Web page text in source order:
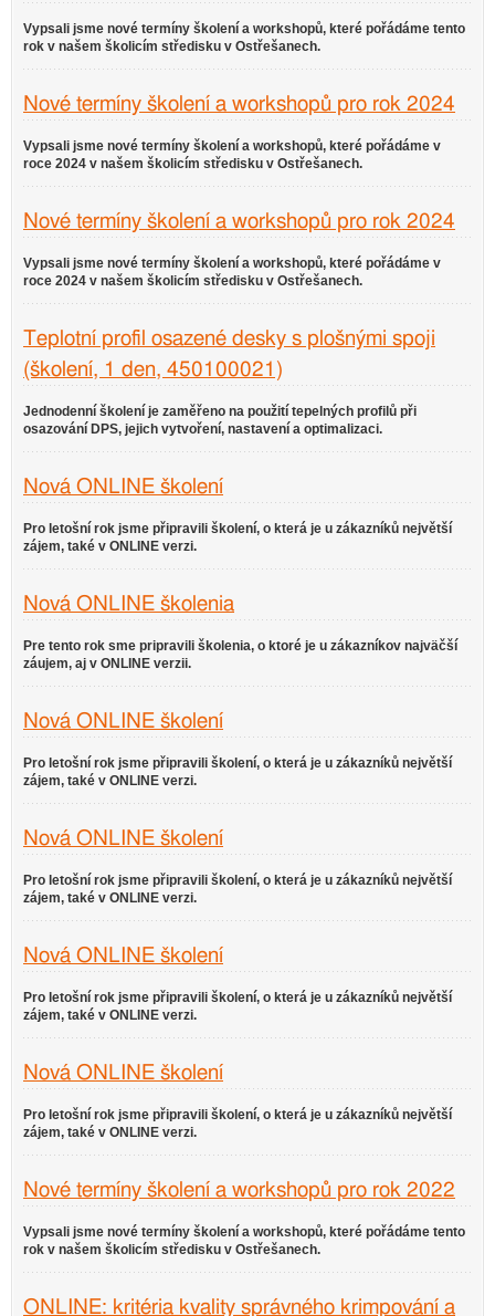
Vypsali jsme nové termíny školení a workshopů, které pořádáme tento
rok v našem školicím středisku v Ostřešanech.
Nové termíny školení a workshopů pro rok 2024
Vypsali jsme nové termíny školení a workshopů, které pořádáme v
roce 2024 v našem školicím středisku v Ostřešanech.
Nové termíny školení a workshopů pro rok 2024
Vypsali jsme nové termíny školení a workshopů, které pořádáme v
roce 2024 v našem školicím středisku v Ostřešanech.
Teplotní profil osazené desky s plošnými spoji
(školení, 1 den, 450100021)
Jednodenní školení je zaměřeno na použití tepelných profilů při
osazování DPS, jejich vytvoření, nastavení a optimalizaci.
Nová ONLINE školení
Pro letošní rok jsme připravili školení, o která je u zákazníků největší
zájem, také v ONLINE verzi.
Nová ONLINE školenia
Pre tento rok sme pripravili školenia, o ktoré je u zákazníkov najväčší
záujem, aj v ONLINE verzii.
Nová ONLINE školení
Pro letošní rok jsme připravili školení, o která je u zákazníků největší
zájem, také v ONLINE verzi.
Nová ONLINE školení
Pro letošní rok jsme připravili školení, o která je u zákazníků největší
zájem, také v ONLINE verzi.
Nová ONLINE školení
Pro letošní rok jsme připravili školení, o která je u zákazníků největší
zájem, také v ONLINE verzi.
Nová ONLINE školení
Pro letošní rok jsme připravili školení, o která je u zákazníků největší
zájem, také v ONLINE verzi.
Nové termíny školení a workshopů pro rok 2022
Vypsali jsme nové termíny školení a workshopů, které pořádáme tento
rok v našem školicím středisku v Ostřešanech.
ONLINE: kritéria kvality správného krimpování a